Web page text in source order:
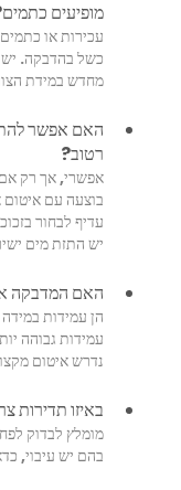
מופיעים
עכירות או
כשל בהדבקה. יש
מחדש במידת
האם אפשר
רטוב?
אפשרי, אך רק
בוצעה עם איטום
עדיף לבחור
יש התזת מים
האם המדבקה
הן עמידות
עמידות גבוהה
נדרש איטום
באיזו תדירות
מומלץ לבדוק
בהם יש עיבוי,